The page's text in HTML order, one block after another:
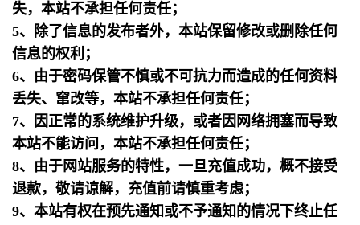
失，本站不承担任何责任；
5、除了信息的发布者外，本站保留修改或删除任何
信息的权利；
6、由于密码保管不慎或不可抗力而造成的任何资料
丢失、窜改等，本站不承担任何责任；
7、因正常的系统维护升级，或者因网络拥塞而导致
本站不能访问，本站不承担任何责任；
8、由于网站服务的特性，一旦充值成功，概不接受
退款，敬请谅解，充值前请慎重考虑；
9、本站有权在预先通知或不予通知的情况下终止任